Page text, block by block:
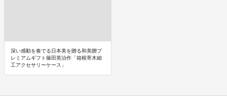
深い感動を奏でる日本美を贈る和美贈プ
レミアムギフト篠田英治作「箱根寄木細
工アクセサリーケース」